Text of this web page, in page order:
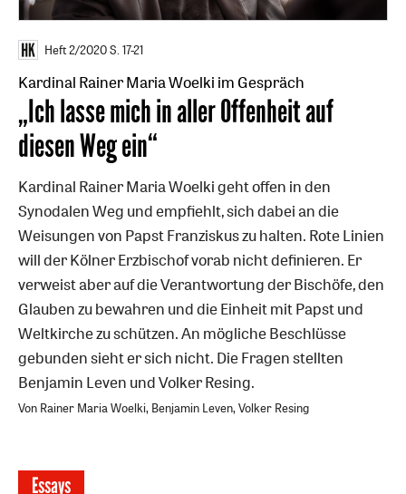
Heft 2/2020S. 17-21
Kardinal Rainer Maria Woelki im Gespräch
:
„Ich lasse mich in aller Offenheit auf
diesen Weg ein“
Kardinal Rainer Maria Woelki geht offen in den
Synodalen Weg und empfiehlt, sich dabei an die
Weisungen von Papst Franziskus zu halten. Rote Linien
will der Kölner Erzbischof vorab nicht definieren. Er
verweist aber auf die Verantwortung der Bischöfe, den
Glauben zu bewahren und die Einheit mit Papst und
Weltkirche zu schützen. An mögliche Beschlüsse
gebunden sieht er sich nicht. Die Fragen stellten
Benjamin Leven und Volker Resing.
Von Rainer Maria Woelki, Benjamin Leven, Volker Resing
Essays